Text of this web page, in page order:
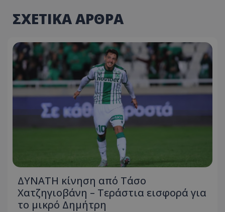
ΣΧΕΤΙΚΑ ΑΡΘΡΑ
ΔΥΝΑΤΗ κίνηση από Τάσο
Χατζηγιοβάνη – Τεράστια εισφορά για
το μικρό Δημήτρη